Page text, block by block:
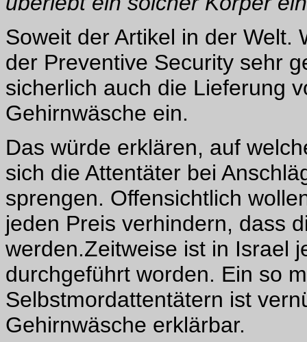
Soweit der Artikel in der Welt.
der Preventive Security sehr
sicherlich auch die Lieferung
Gehirnwäsche ein.
Das würde erklären, auf
sich die Attentäter bei
sprengen. Offensichtlich
jeden Preis verhindern, dass
werden.Zeitweise ist in Israel
durchgeführt worden. Ein so
Selbstmordattentätern ist
Gehirnwäsche erklärbar.